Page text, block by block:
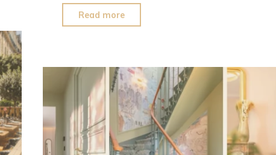
Read more
du
Vendômois,
un
vin
qui